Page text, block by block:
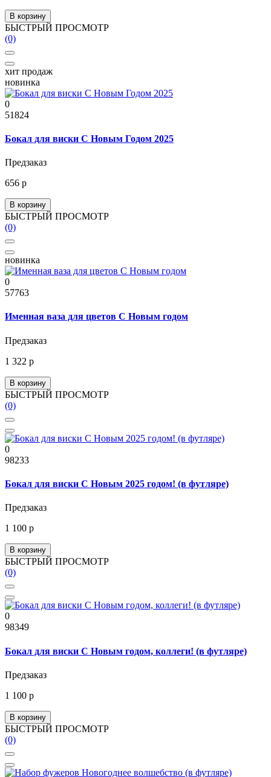
В корзину
БЫСТРЫЙ ПРОСМОТР
(0)
хит продаж
новинка
0
51824
Бокал для виски С Новым Годом 2025
Предзаказ
656 р
В корзину
БЫСТРЫЙ ПРОСМОТР
(0)
новинка
0
57763
Именная ваза для цветов С Новым годом
Предзаказ
1 322 р
В корзину
БЫСТРЫЙ ПРОСМОТР
(0)
0
98233
Бокал для виски С Новым 2025 годом! (в футляре)
Предзаказ
1 100 р
В корзину
БЫСТРЫЙ ПРОСМОТР
(0)
0
98349
Бокал для виски С Новым годом, коллеги! (в футляре)
Предзаказ
1 100 р
В корзину
БЫСТРЫЙ ПРОСМОТР
(0)